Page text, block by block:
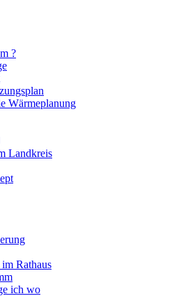
?
Wärmeplanung
Landkreis
Rathaus
ich wo